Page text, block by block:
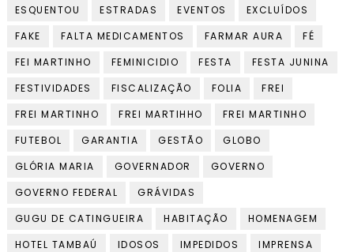
ESQUENTOU
ESTRADAS EVENTOS
EXCLUÍDOS
FAKE
FALTA MEDICAMENTOS FARMAR AURA
FÉ
FEI MARTINHO
FEMINICIDIO FESTA
FESTA JUNINA
FESTIVIDADES
FISCALIZAÇÃO FOLIA
FREI
FREI MARTINHO
FREI MARTIHHO
FREI MARTINHO
FUTEBOL
GARANTIA GESTÃO
GLOBO
GLÓRIA MARIA
GOVERNADOR
GOVERNO
GOVERNO FEDERAL
GRÁVIDAS
GUGU DE CATINGUEIRA
HABITAÇÃO
HOMENAGEM
HOTEL TAMBAÚ
IDOSOS IMPEDIDOS
IMPRENSA